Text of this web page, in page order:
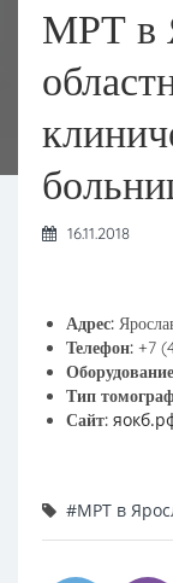
МРТ в
16.11.2018
Адрес:
Телефон: +7
Тип
Сайт:
#МРТ в